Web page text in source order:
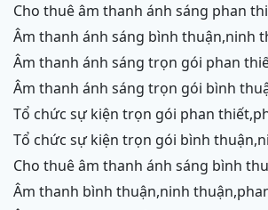
cho thuê âm thanh ánh sáng phan thiết,phang
rang,ninh chữ,vĩnh hy,cam ranh
âm thanh ánh sáng bình thuận,ninh thuận,ninh
chữ,vĩnh hy,cam ranh
âm thanh ánh sáng trọn gói phan thiết, phang
rang,cam ranh
âm thanh ánh sáng trọn gói bình
tổ chức sự kiện trọn gói phan
tổ chức sự kiện trọn gói bình
cho thuê âm thanh ánh sáng bình thuận,ninh
thuận,ninh chữ,vĩnh hy,phang
âm thanh bình thuận,ninh